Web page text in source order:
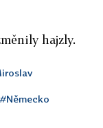
hajzly.
#Německo